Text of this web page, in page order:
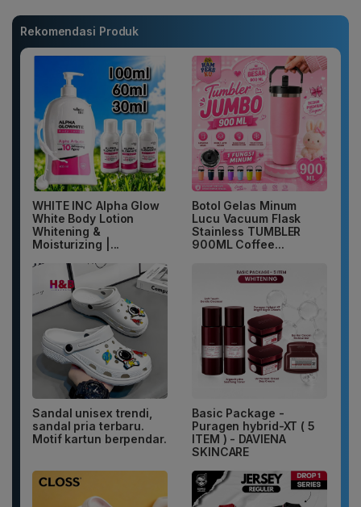
Rekomendasi Produk
WHITE INC Alpha Glow
White Body Lotion
Whitening &
Moisturizing |...
Botol Gelas Minum
Lucu Vacuum Flask
Stainless TUMBLER
900ML Coffee...
Sandal unisex trendi,
sandal pria terbaru.
Motif kartun berpendar.
Basic Package -
Puragen hybrid-XT ( 5
ITEM ) - DAVIENA
SKINCARE